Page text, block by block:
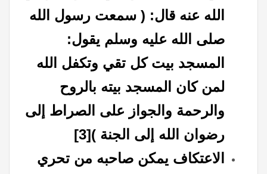
الله عنه قال: ( سمعت رسول الله
صلى الله عليه وسلم يقول:
المسجد بيت كل تقي وتكفل الله
لمن كان المسجد بيته بالروح
والرحمة والجواز على الصراط إلى
رضوان الله إلى الجنة )[3]
الاعتكاف يمكن صاحبه من تحري